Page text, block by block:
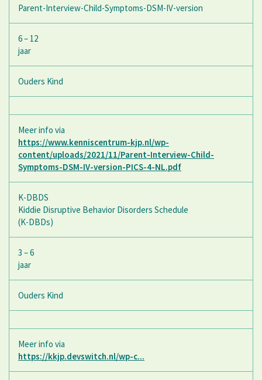
Parent-Interview-Child-Symptoms-DSM-IV-version
6 – 12
jaar
Ouders Kind
Meer info via
https://www.kenniscentrum-kjp.nl/wp-
content/uploads/2021/11/Parent-Interview-Child-
Symptoms-DSM-IV-version-PICS-4-NL.pdf
K-DBDS
Kiddie Disruptive Behavior Disorders Schedule
(K-DBDs)
3 – 6
jaar
Ouders Kind
Meer info via
https://kkjp.devswitch.nl/wp-c...